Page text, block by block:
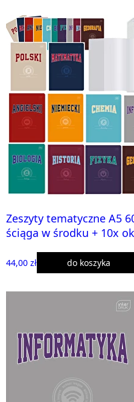
Zeszyty tematyczne A5
ściąga w środku + 10x
44,00 zł do koszyka